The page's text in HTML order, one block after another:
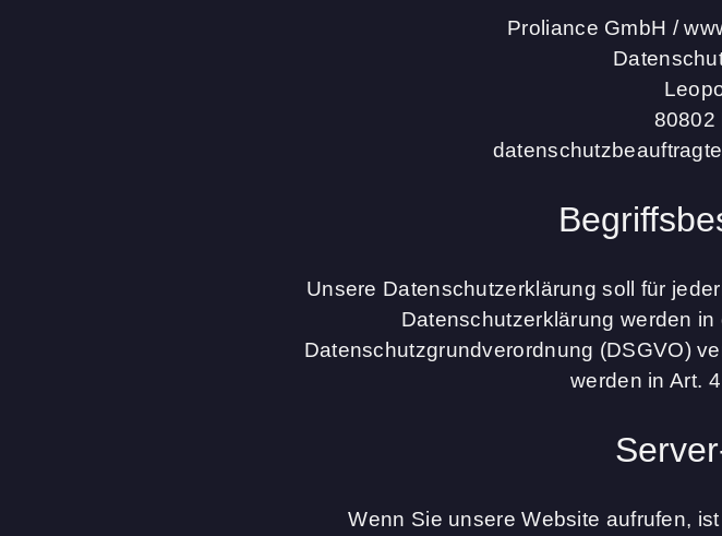
Proliance GmbH /
80802
Unsere Datenschutzerklärung soll für
Datenschutzerklärung werden
Datenschutzgrundverordnung (DSGVO)
werden in Art.
Wenn Sie unsere Website aufrufen,